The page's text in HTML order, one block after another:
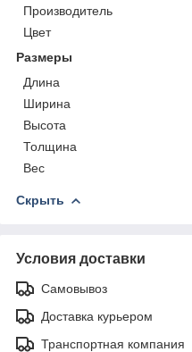
Производитель
Цвет
Размеры
Длина
Ширина
Высота
Толщина
Вес
Скрыть
Условия доставки
Самовывоз
Доставка курьером
Транспортная компания